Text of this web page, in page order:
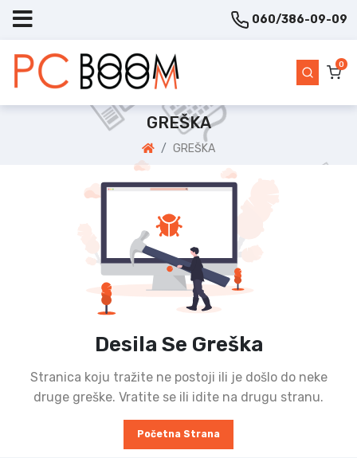
060/386-09-09
0
GREŠKA
GREŠKA
Desila Se Greška
Stranica koju tražite ne postoji ili je došlo do neke
druge greške. Vratite se ili idite na drugu stranu.
Početna Strana